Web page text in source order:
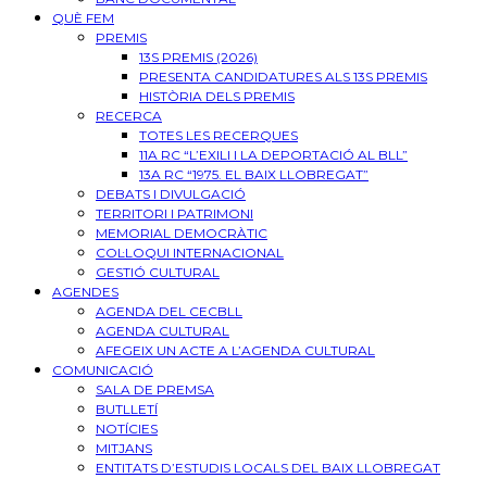
QUÈ FEM
PREMIS
13S PREMIS (2026)
PRESENTA CANDIDATURES ALS 13S PREMIS
HISTÒRIA DELS PREMIS
RECERCA
TOTES LES RECERQUES
11A RC “L’EXILI I LA DEPORTACIÓ AL BLL”
13A RC “1975. EL BAIX LLOBREGAT”
DEBATS I DIVULGACIÓ
TERRITORI I PATRIMONI
MEMORIAL DEMOCRÀTIC
COL·LOQUI INTERNACIONAL
GESTIÓ CULTURAL
AGENDES
AGENDA DEL CECBLL
AGENDA CULTURAL
AFEGEIX UN ACTE A L’AGENDA CULTURAL
COMUNICACIÓ
SALA DE PREMSA
BUTLLETÍ
NOTÍCIES
MITJANS
ENTITATS D’ESTUDIS LOCALS DEL BAIX LLOBREGAT